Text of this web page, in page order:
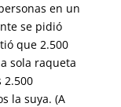
en un
se pidió
que 2.500
sola raqueta
2.500
la suya. (A